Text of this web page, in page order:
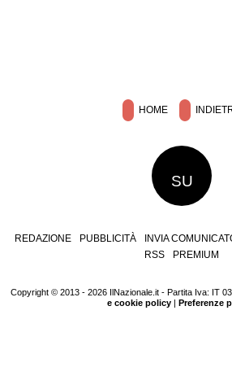
HOME
SU
REDAZIONE PUBBLICITÀ INVIA
RSS
PREMIUM
Copyright © 2013 - 2026 IlNazionale.it - Partita Iva: IT
e cookie policy| Preferenze